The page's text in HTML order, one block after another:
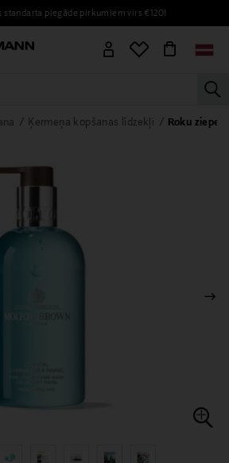
standarta piegāde pirkumiem virs €120!
VĪRIEŠIEM BĒRNIEM MĀJAI
Ķermeņa kopšanas līdzekļi Roku ziepes